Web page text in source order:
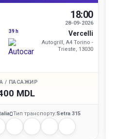
39 h
28-09-2026
18:00
Vercelli
Autogrill, A4 Torino -
Trieste, 13030
/ ПАСАЖИР
MDL
Тип транспорту:Setra 315